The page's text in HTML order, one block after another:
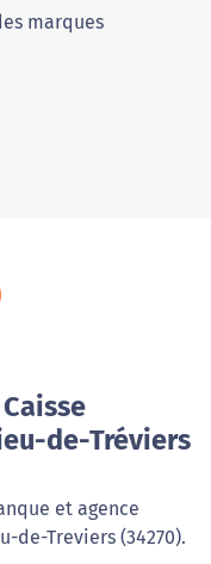
marques
de-Tréviers
et agence
de-Treviers (34270).